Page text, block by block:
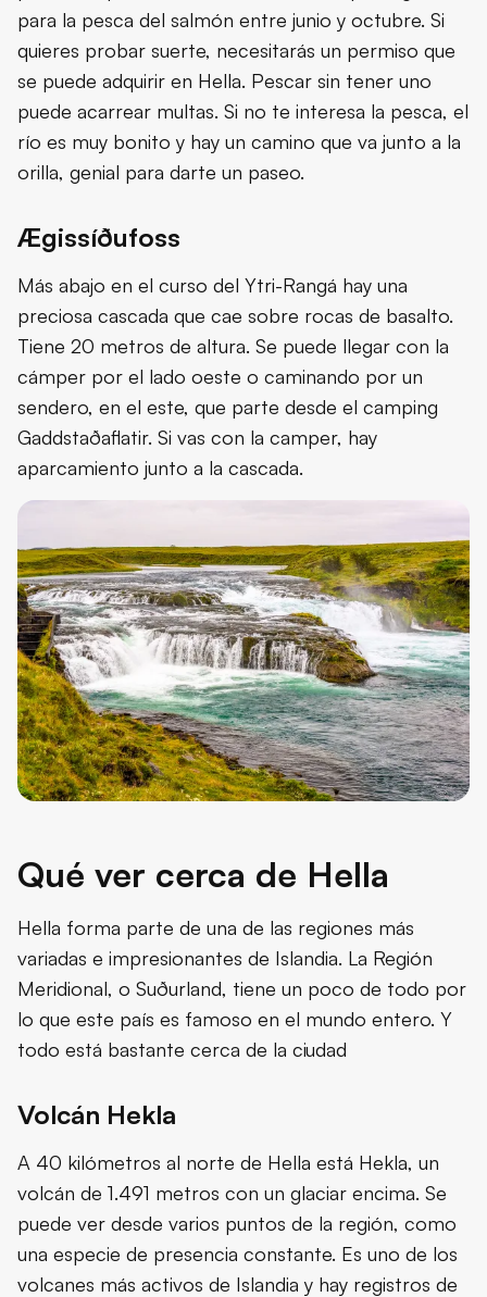
para la pesca del salmón entre junio y octubre. Si
quieres probar suerte, necesitarás un permiso que
se puede adquirir en Hella. Pescar sin tener uno
puede acarrear multas. Si no te interesa la pesca, el
río es muy bonito y hay un camino que va junto a la
orilla, genial para darte un paseo.
Ægissíðufoss
Más abajo en el curso del Ytri-Rangá hay una
preciosa cascada que cae sobre rocas de basalto.
Tiene 20 metros de altura. Se puede llegar con la
cámper por el lado oeste o caminando por un
sendero, en el este, que parte desde el camping
Gaddstaðaflatir. Si vas con la camper, hay
aparcamiento junto a la cascada.
Qué ver cerca de Hella
Hella forma parte de una de las regiones más
variadas e impresionantes de Islandia. La Región
Meridional, o Suðurland, tiene un poco de todo por
lo que este país es famoso en el mundo entero. Y
todo está bastante cerca de la ciudad
Volcán Hekla
A 40 kilómetros al norte de Hella está Hekla, un
volcán de 1.491 metros con un glaciar encima. Se
puede ver desde varios puntos de la región, como
una especie de presencia constante. Es uno de los
volcanes más activos de Islandia y hay registros de